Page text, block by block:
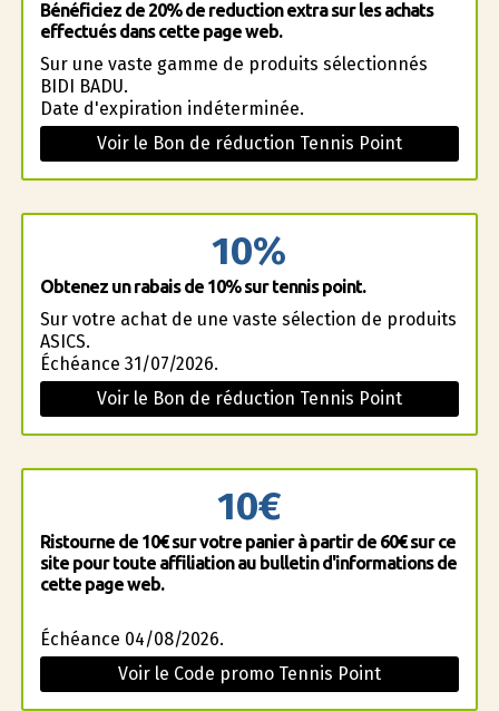
Bénéficiez de 20% de reduction extra sur les achats
effectués dans cette page web.
Sur une vaste gamme de produits sélectionnés
BIDI BADU.
Date d'expiration indéterminée.
Voir le Bon de réduction Tennis Point
10%
Obtenez un rabais de 10% sur tennis point.
Sur votre achat de une vaste sélection de produits
ASICS.
Échéance 31/07/2026.
Voir le Bon de réduction Tennis Point
10€
Ristourne de 10€ sur votre panier à partir de 60€ sur ce
site pour toute affiliation au bulletin d'informations de
cette page web.
Échéance 04/08/2026.
Voir le Code promo Tennis Point